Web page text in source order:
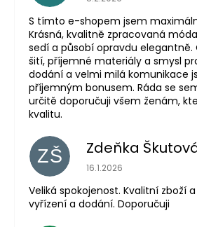
S tímto e-shopem jsem
Krásná, kvalitně zpracovaná
sedí a působí opravdu elegantně.
šití, příjemné materiály a smysl
dodání a velmi milá komunikace
příjemným bonusem. Ráda se
určitě doporučuji všem ženám,
kvalitu.
ZŠ Zdeňka
Hodnocení obchodu je
16.1.2026
Veliká spokojenost. Kvalitní zboží
vyřízení a dodání. Doporučuji